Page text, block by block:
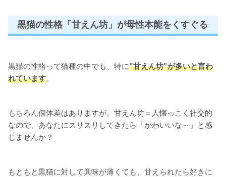
黒猫の性格「甘えん坊」が母性本能をくすぐる
黒猫の性格って猫種の中でも、特に”甘えん坊”が多いと言わ
れています。
もちろん個体差はありますが、甘えん坊＝人懐っこく社交的
なので、あなたにスリスリしてきたら「かわいいな～」と感
じませんか？
もともと黒猫に対して興味が薄くても、甘えられたら好きに